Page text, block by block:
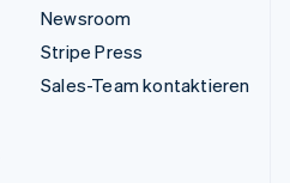
Newsroom
Stripe Press
Sales-Team kontaktieren